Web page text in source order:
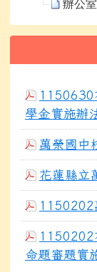
辦公
1150630
學金實施辦
萬榮國中
花蓮縣立
1150202
1150202
命題審題實